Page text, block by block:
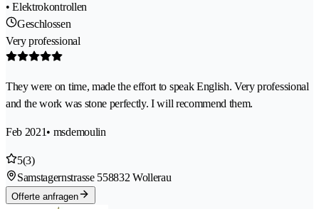
• Elektrokontrollen
Geschlossen
Very professional
They were on time, made the effort to speak English. Very professional
and the work was stone perfectly. I will recommend them.
Feb 2021• msdemoulin
5(3)
Samstagernstrasse 558832 Wollerau
Offerte anfragen